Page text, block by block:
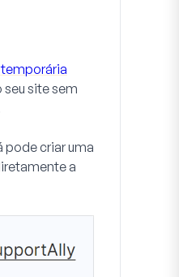
site sem
pode criar uma
a